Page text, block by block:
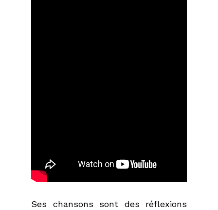
Ses chansons sont des réflexions